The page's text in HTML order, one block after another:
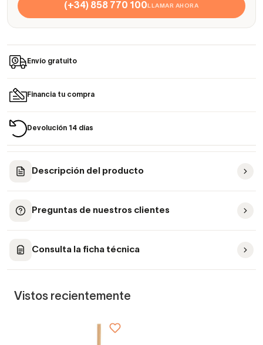
(+34) 858 770 100LLAMAR AHORA
Envío gratuito
Financia tu compra
Devolución 14 días
Descripción del producto
Preguntas de nuestros clientes
Consulta la ficha técnica
Vistos recientemente